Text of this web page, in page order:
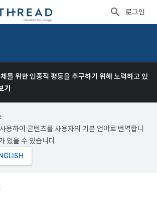
로그인
를 위한 인종적 평등을 추구하기 위해 노력하고 있
기
용하여 콘텐츠를 사용자의 기본 언어로 번역합니
있을 수 있습니다.